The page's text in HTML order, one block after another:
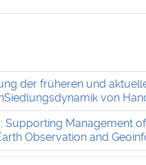
der früheren und
von
Supporting Management
Observation and